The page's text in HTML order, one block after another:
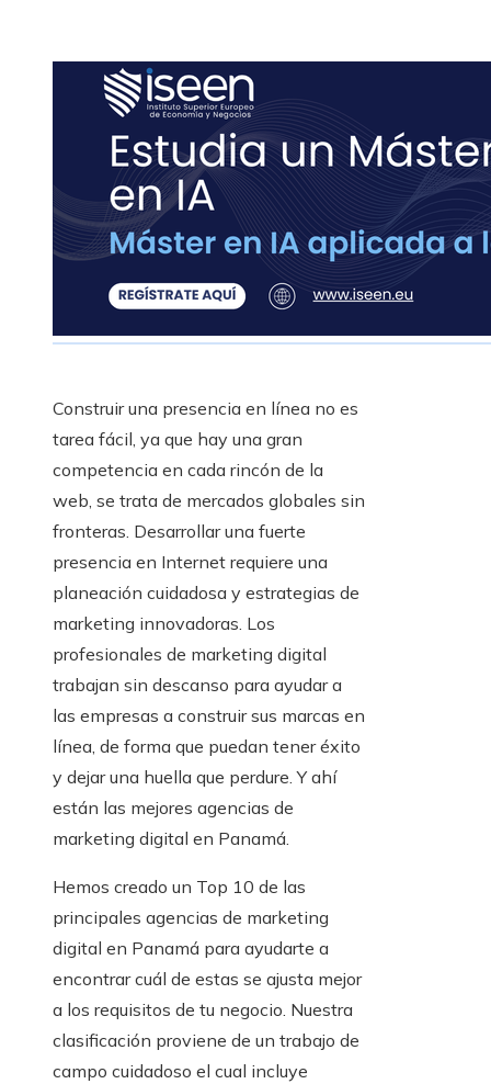
Construir una presencia en línea no es
tarea fácil, ya que hay una gran
competencia en cada rincón de la
web, se trata de mercados globales sin
fronteras. Desarrollar una fuerte
presencia en Internet requiere una
planeación cuidadosa y estrategias de
marketing innovadoras. Los
profesionales de marketing digital
trabajan sin descanso para ayudar a
las empresas a construir sus marcas en
línea, de forma que puedan tener éxito
y dejar una huella que perdure. Y ahí
están las mejores agencias de
marketing digital en Panamá.
Hemos creado un Top 10 de las
principales agencias de marketing
digital en Panamá para ayudarte a
encontrar cuál de estas se ajusta mejor
a los requisitos de tu negocio. Nuestra
clasificación proviene de un trabajo de
campo cuidadoso el cual incluye